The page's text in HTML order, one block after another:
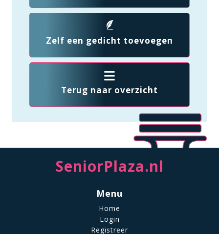
Zelf een gedicht toevoegen
Terug naar overzicht
SeniorPlaza.nl
Menu
Home
Login
Registreer